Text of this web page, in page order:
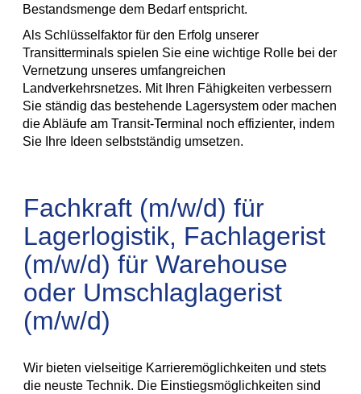
Bestandsmenge dem Bedarf entspricht.
Als Schlüsselfaktor für den Erfolg unserer
Transitterminals spielen Sie eine wichtige Rolle bei der
Vernetzung unseres umfangreichen
Landverkehrsnetzes. Mit Ihren Fähigkeiten verbessern
Sie ständig das bestehende Lagersystem oder machen
die Abläufe am Transit-Terminal noch effizienter, indem
Sie Ihre Ideen selbstständig umsetzen.
Fachkraft (m/w/d) für
Lagerlogistik, Fachlagerist
(m/w/d) für Warehouse
oder Umschlaglagerist
(m/w/d)
Wir bieten vielseitige Karrieremöglichkeiten und stets
die neuste Technik. Die Einstiegsmöglichkeiten sind